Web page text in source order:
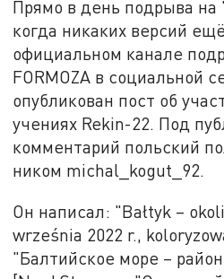
Прямо в день подрыва на
когда никаких версий
официальном канале
FORMOZA в социальной
опубликован пост об
учениях Rekin-22. Под
комментарий польский
ником michal_kogut_92.
Он написал: "Bałtyk –
września 2022 r.,
"Балтийское море –